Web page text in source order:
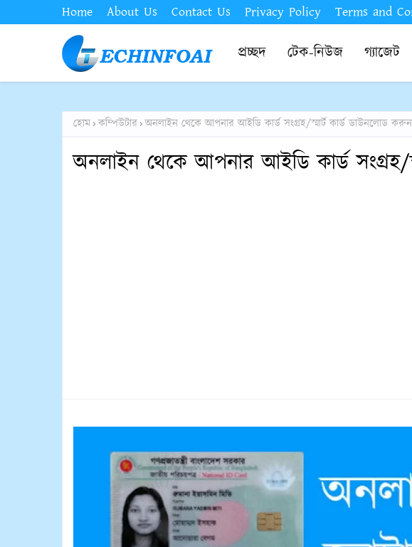
Home About Us Contact Us Privacy Policy Terms and
প্রচ্ছদ টেক-নিউজ গ্যাজেট
হোম কম্পিউটার অনলাইন থেকে আপনার আইডি কার্ড সংগ্রহ/স্মার্ট কার্ড ডাউনলোড করুন
অনলাইন থেকে আপনার আইডি কার্ড সংগ্রহ/